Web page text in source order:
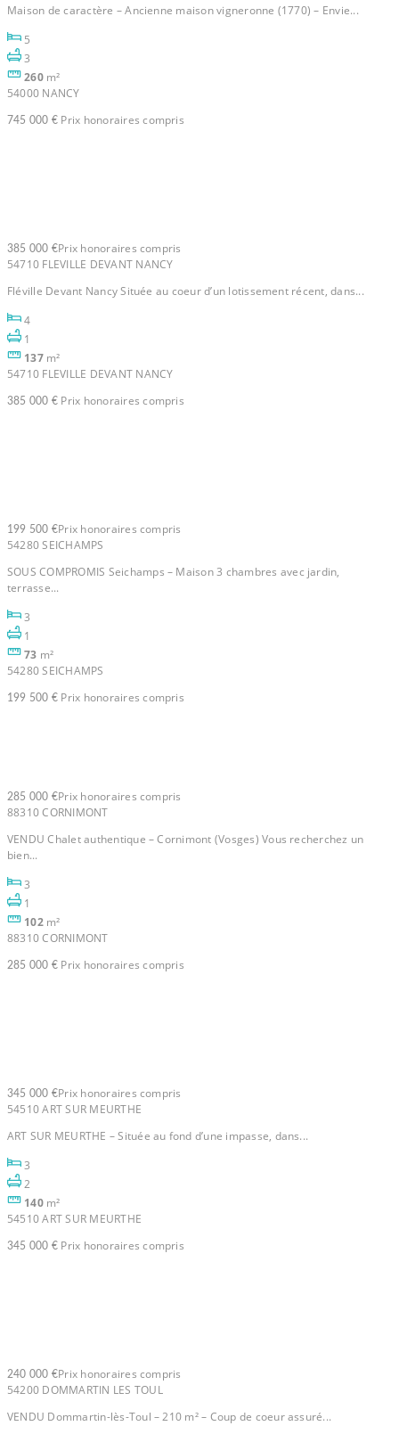
Maison de caractère – Ancienne maison vigneronne (1770) – Envie...
5
3
260 m²
54000 NANCY
745 000 € Prix honoraires compris
385 000 €Prix honoraires compris
54710 FLEVILLE DEVANT NANCY
Fléville Devant Nancy Située au coeur d’un lotissement récent, dans...
4
1
137 m²
54710 FLEVILLE DEVANT NANCY
385 000 € Prix honoraires compris
199 500 €Prix honoraires compris
54280 SEICHAMPS
SOUS COMPROMIS Seichamps – Maison 3 chambres avec jardin,
terrasse...
3
1
73 m²
54280 SEICHAMPS
199 500 € Prix honoraires compris
285 000 €Prix honoraires compris
88310 CORNIMONT
VENDU Chalet authentique – Cornimont (Vosges) Vous recherchez un
bien...
3
1
102 m²
88310 CORNIMONT
285 000 € Prix honoraires compris
345 000 €Prix honoraires compris
54510 ART SUR MEURTHE
ART SUR MEURTHE – Située au fond d’une impasse, dans...
3
2
140 m²
54510 ART SUR MEURTHE
345 000 € Prix honoraires compris
240 000 €Prix honoraires compris
54200 DOMMARTIN LES TOUL
VENDU Dommartin-lès-Toul – 210 m² – Coup de coeur assuré...